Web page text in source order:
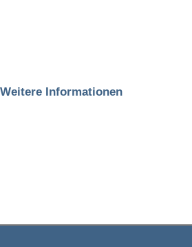
Weitere Informationen